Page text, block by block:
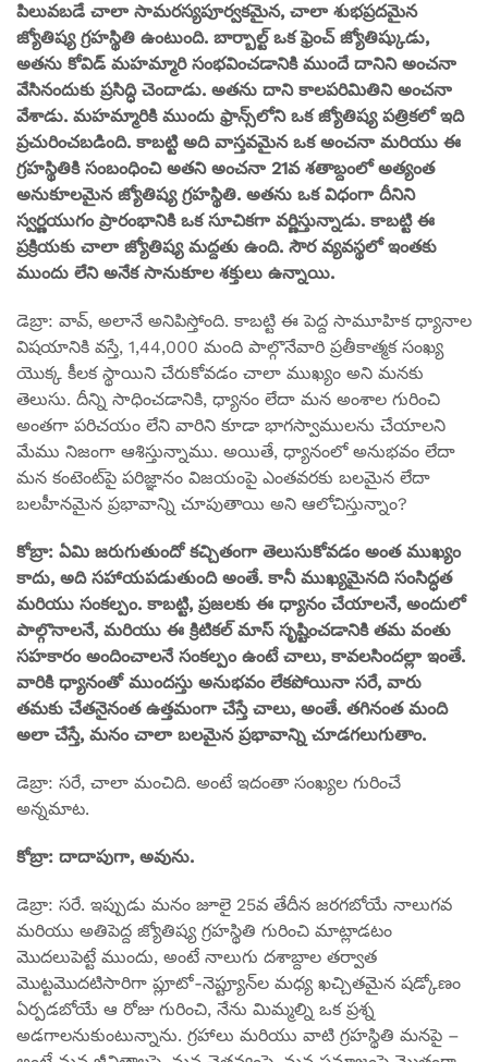
పిలువబడే చాలా సామరస్యపూర్వకమైన, చాలా శుభప్రదమైన
జ్యోతిష్య గ్రహస్థితి ఉంటుంది. బార్బాల్ట్ ఒక ఫ్రెంచ్ జ్యోతిష్కుడు,
అతను కోవిడ్ మహమ్మారి సంభవించడానికి ముందే దానిని అంచనా
వేసినందుకు ప్రసిద్ధి చెందాడు. అతను దాని కాలపరిమితిని అంచనా
వేశాడు. మహమ్మారికి ముందు ఫ్రాన్స్‌లోని ఒక జ్యోతిష్య పత్రికలో ఇది
ప్రచురించబడింది. కాబట్టి అది వాస్తవమైన ఒక అంచనా మరియు ఈ
గ్రహస్థితికి సంబంధించి అతని అంచనా 21వ శతాబ్దంలో అత్యంత
అనుకూలమైన జ్యోతిష్య గ్రహస్థితి. అతను ఒక విధంగా దీనిని
స్వర్ణయుగం ప్రారంభానికి ఒక సూచికగా వర్ణిస్తున్నాడు. కాబట్టి ఈ
ప్రక్రియకు చాలా జ్యోతిష్య మద్దతు ఉంది. సౌర వ్యవస్థలో ఇంతకు
ముందు లేని అనేక సానుకూల శక్తులు ఉన్నాయి.
డెబ్రా: వావ్, అలానే అనిపిస్తోంది. కాబట్టి ఈ పెద్ద సామూహిక ధ్యానాల
విషయానికి వస్తే, 1,44,000 మంది పాల్గొనేవారి ప్రతీకాత్మక సంఖ్య
యొక్క కీలక స్థాయిని చేరుకోవడం చాలా ముఖ్యం అని మనకు
తెలుసు. దీన్ని సాధించడానికి, ధ్యానం లేదా మన అంశాల గురించి
అంతగా పరిచయం లేని వారిని కూడా భాగస్వాములను చేయాలని
మేము నిజంగా ఆశిస్తున్నాము. అయితే, ధ్యానంలో అనుభవం లేదా
మన కంటెంట్‌పై పరిజ్ఞానం విజయంపై ఎంతవరకు బలమైన లేదా
బలహీనమైన ప్రభావాన్ని చూపుతాయి అని ఆలోచిస్తున్నాం?
కోబ్రా: ఏమి జరుగుతుందో కచ్చితంగా తెలుసుకోవడం అంత ముఖ్యం
కాదు, అది సహాయపడుతుంది అంతే. కానీ ముఖ్యమైనది సంసిద్ధత
మరియు సంకల్పం. కాబట్టి, ప్రజలకు ఈ ధ్యానం చేయాలనే, అందులో
పాల్గొనాలనే, మరియు ఈ క్రిటికల్ మాస్ సృష్టించడానికి తమ వంతు
సహకారం అందించాలనే సంకల్పం ఉంటే చాలు, కావలసిందల్లా ఇంతే.
వారికి ధ్యానంతో ముందస్తు అనుభవం లేకపోయినా సరే, వారు
తమకు చేతనైనంత ఉత్తమంగా చేస్తే చాలు, అంతే. తగినంత మంది
అలా చేస్తే, మనం చాలా బలమైన ప్రభావాన్ని చూడగలుగుతాం.
డెబ్రా: సరే, చాలా మంచిది. అంటే ఇదంతా సంఖ్యల గురించే
అన్నమాట.
కోబ్రా: దాదాపుగా, అవును.
డెబ్రా: సరే. ఇప్పుడు మనం జూలై 25వ తేదీన జరగబోయే నాలుగవ
మరియు అతిపెద్ద జ్యోతిష్య గ్రహస్థితి గురించి మాట్లాడటం
మొదలుపెట్టే ముందు, అంటే నాలుగు దశాబ్దాల తర్వాత
మొట్టమొదటిసారిగా ప్లూటో-నెప్ట్యూన్‌ల మధ్య ఖచ్చితమైన షడ్కోణం
ఏర్పడబోయే ఆ రోజు గురించి, నేను మిమ్మల్ని ఒక ప్రశ్న
అడగాలనుకుంటున్నాను. గ్రహాలు మరియు వాటి గ్రహస్థితి మనపై –